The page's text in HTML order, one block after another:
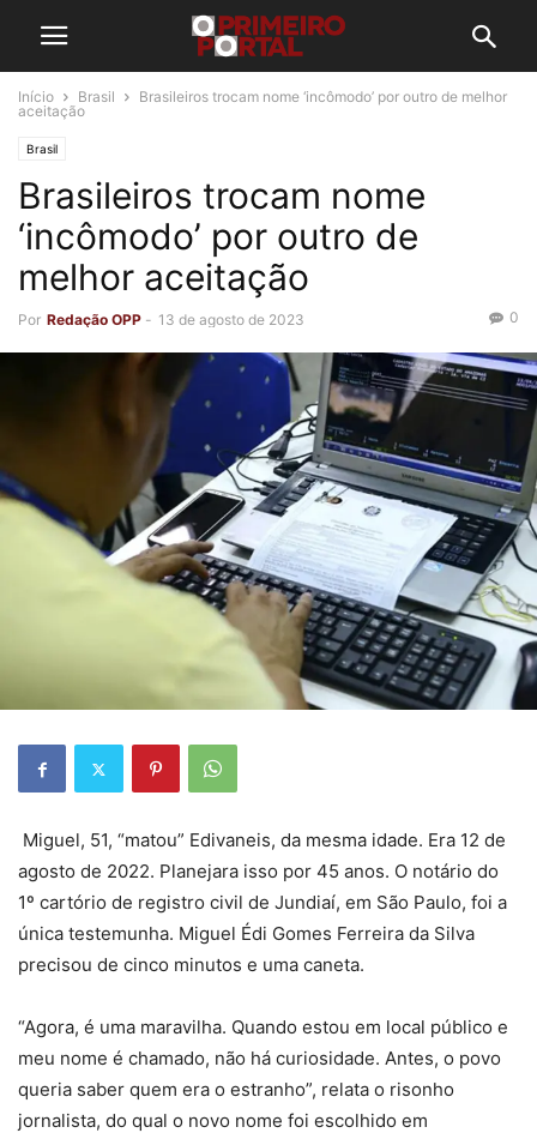
Início Brasil
Brasileiros trocam nome ‘incômodo’ por outro de melhor
aceitação
Brasil
Brasileiros trocam nome
‘incômodo’ por outro de
melhor aceitação
Por Redação OPP - 13 de agosto de 2023 0
Miguel, 51, “matou” Edivaneis, da mesma idade. Era 12 de
agosto de 2022. Planejara isso por 45 anos. O notário do
1º cartório de registro civil de Jundiaí, em São Paulo, foi a
única testemunha. Miguel Édi Gomes Ferreira da Silva
precisou de cinco minutos e uma caneta.
“Agora, é uma maravilha. Quando estou em local público e
meu nome é chamado, não há curiosidade. Antes, o povo
queria saber quem era o estranho”, relata o risonho
jornalista, do qual o novo nome foi escolhido em